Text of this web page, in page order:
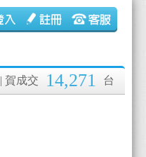
| 賀成交 14,271 台